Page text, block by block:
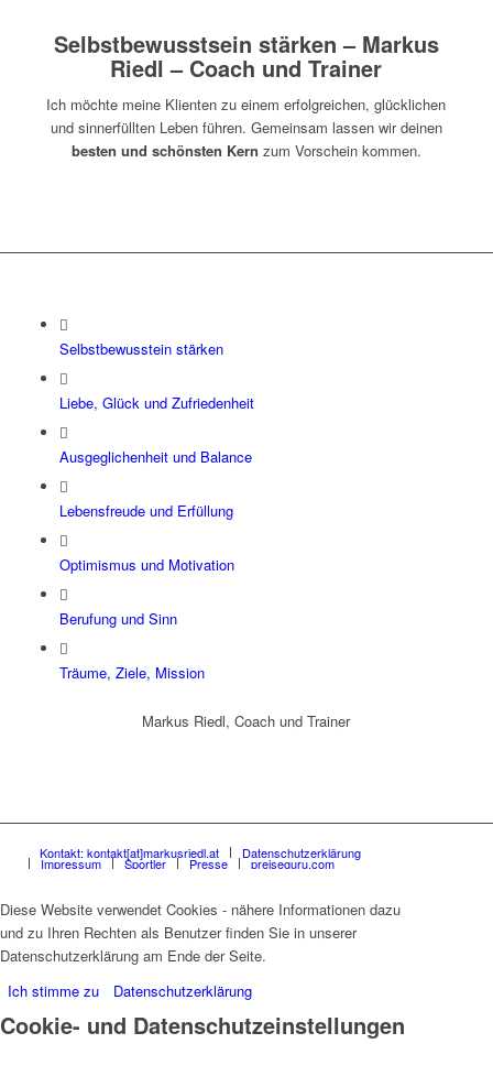
Selbstbewusstsein stärken – Markus
Riedl – Coach und Trainer
Ich möchte meine Klienten zu einem erfolgreichen, glücklichen
und sinnerfüllten Leben führen. Gemeinsam lassen wir deinen
besten und schönsten Kern zum Vorschein kommen.
Selbstbewusstein stärken
Liebe, Glück und Zufriedenheit
Ausgeglichenheit und Balance
Lebensfreude und Erfüllung
Optimismus und Motivation
Berufung und Sinn
Träume, Ziele, Mission
Markus Riedl, Coach und Trainer
Kontakt: kontakt[at]markusriedl.at Datenschutzerklärung
Impressum Sportler Presse preiseguru.com
Diese Website verwendet Cookies - nähere Informationen dazu
und zu Ihren Rechten als Benutzer finden Sie in unserer
Datenschutzerklärung am Ende der Seite.
Ich stimme zu
Datenschutzerklärung
Cookie- und Datenschutzeinstellungen